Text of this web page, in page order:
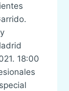
18:00